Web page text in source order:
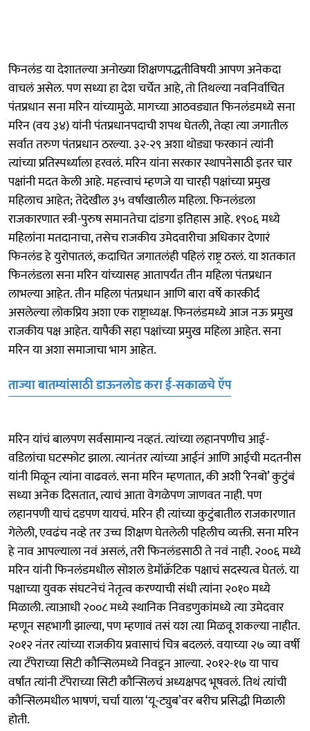
फिनलंड या देशातल्या अनोख्या शिक्षणपद्धतीविषयी आपण अनेकदा
वाचलं असेल. पण सध्या हा देश चर्चेत आहे, तो तिथल्या नवनिर्वाचित
पंतप्रधान सना मरिन यांच्यामुळे. मागच्या आठवड्यात फिनलंडमध्ये सना
मरिन (वय ३४) यांनी पंतप्रधानपदाची शपथ घेतली, तेव्हा त्या जगातील
सर्वात तरुण पंतप्रधान ठरल्या. ३२-२९ अशा थोड्या फरकानं त्यांनी
त्यांच्या प्रतिस्पर्ध्याला हरवलं. मरिन यांना सरकार स्थापनेसाठी इतर चार
पक्षांनी मदत केली आहे. महत्त्वाचं म्हणजे या चारही पक्षांच्या प्रमुख
महिलाच आहेत; तेदेखील ३५ वर्षांखालील महिला. फिनलंडला
राजकारणात स्त्री-पुरुष समानतेचा दांडगा इतिहास आहे. १९०६ मध्ये
महिलांना मतदानाचा, तसेच राजकीय उमेदवारीचा अधिकार देणारं
फिनलंड हे युरोपातलं, कदाचित जगातलंही पहिलं राष्ट्र ठरलं. या शतकात
फिनलंडला सना मरिन यांच्यासह आतापर्यंत तीन महिला पंतप्रधान
लाभल्या आहेत. तीन महिला पंतप्रधान आणि बारा वर्षे कारकीर्द
असलेल्या लोकप्रिय अशा एक राष्ट्राध्यक्ष. फिनलंडमध्ये आज नऊ प्रमुख
राजकीय पक्ष आहेत. यापैकी सहा पक्षांच्या प्रमुख महिला आहेत. सना
मरिन या अशा समाजाचा भाग आहेत.
ताज्या बातम्यांसाठी डाऊनलोड करा ई-सकाळचे ऍप
मरिन यांचं बालपण सर्वसामान्य नव्हतं. त्यांच्या लहानपणीच आई-
वडिलांचा घटस्फोट झाला. त्यानंतर त्यांच्या आईनं आणि आईची मदतनीस
यांनी मिळून त्यांना वाढवलं. सना मरिन म्हणतात, की अशी ‘रेनबो’ कुटुंबं
सध्या अनेक दिसतात, त्याचं आता वेगळेपण जाणवत नाही. पण
लहानपणी याचं दडपण यायचं. मरिन ही त्यांच्या कुटुंबातील राजकारणात
गेलेली, एवढंच नव्हे तर उच्च शिक्षण घेतलेली पहिलीच व्यक्ती. सना मरिन
हे नाव आपल्याला नवं असलं, तरी फिनलंडसाठी ते नवं नाही. २००६ मध्ये
मरिन यांनी फिनलंडमधील सोशल डेमॉक्रॅटिक पक्षाचं सदस्यत्व घेतलं. या
पक्षाच्या युवक संघटनेचं नेतृत्व करण्याची संधी त्यांना २०१० मध्ये
मिळाली. त्याआधी २००८ मध्ये स्थानिक निवडणुकांमध्ये त्या उमेदवार
म्हणून सहभागी झाल्या, पण म्हणावं तसं यश त्या मिळवू शकल्या नाहीत.
२०१२ नंतर त्यांच्या राजकीय प्रवासाचं चित्र बदललं. वयाच्या २७ व्या वर्षी
त्या टॅंपेराच्या सिटी कौन्सिलमध्ये निवडून आल्या. २०१२-१७ या पाच
वर्षांत त्यांनी टॅंपेराच्या सिटी कौन्सिलचं अध्यक्षपद भूषवलं. तिथं त्यांची
कौन्सिलमधील भाषणं, चर्चा याला ‘यू-ट्युब’वर बरीच प्रसिद्धी मिळाली
होती.